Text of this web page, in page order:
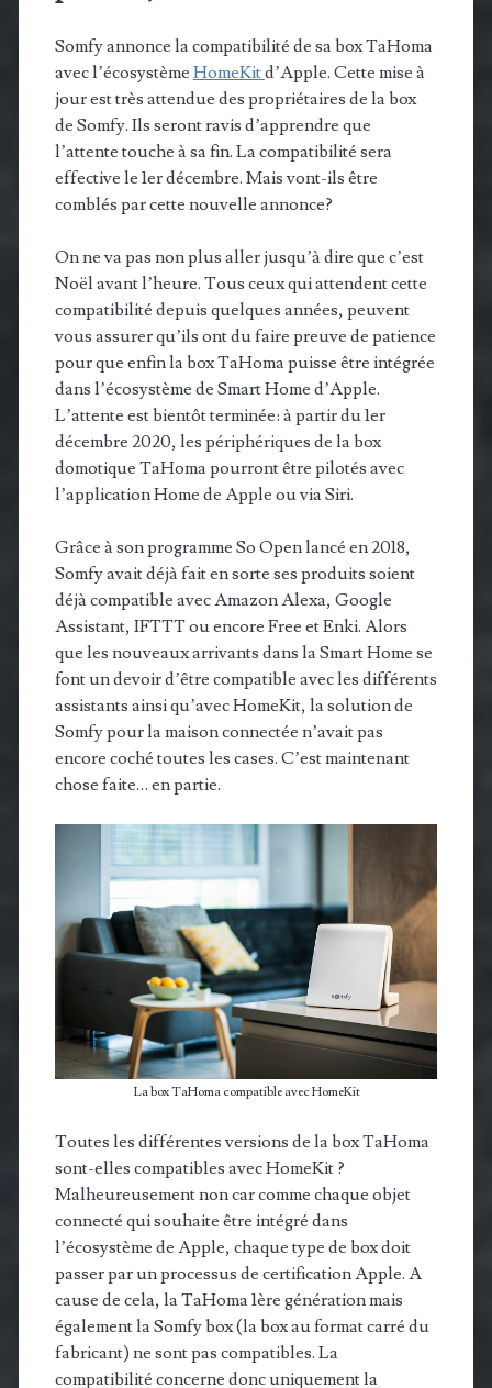
Somfy annonce la compatibilité de sa box TaHoma
avec l’écosystème HomeKitd’Apple. Cette mise à
jour est très attendue des propriétaires de la box
de Somfy. Ils seront ravis d’apprendre que
l’attente touche à sa fin. La compatibilité sera
effective le 1er décembre. Mais vont-ils être
comblés par cette nouvelle annonce?
On ne va pas non plus aller jusqu’à dire que c’est
Noël avant l’heure. Tous ceux qui attendent cette
compatibilité depuis quelques années, peuvent
vous assurer qu’ils ont du faire preuve de patience
pour que enfin la box TaHoma puisse être intégrée
dans l’écosystème de Smart Home d’Apple.
L’attente est bientôt terminée: à partir du 1er
décembre 2020, les périphériques de la box
domotique TaHoma pourront être pilotés avec
l’application Home de Apple ou via Siri.
Grâce à son programme So Open lancé en 2018,
Somfy avait déjà fait en sorte ses produits soient
déjà compatible avec Amazon Alexa, Google
Assistant, IFTTT ou encore Free et Enki. Alors
que les nouveaux arrivants dans la Smart Home se
font un devoir d’être compatible avec les différents
assistants ainsi qu’avec HomeKit, la solution de
Somfy pour la maison connectée n’avait pas
encore coché toutes les cases. C’est maintenant
chose faite… en partie.
La box TaHoma compatible avec HomeKit
Toutes les différentes versions de la box TaHoma
sont-elles compatibles avec HomeKit ?
Malheureusement non car comme chaque objet
connecté qui souhaite être intégré dans
l’écosystème de Apple, chaque type de box doit
passer par un processus de certification Apple. A
cause de cela, la TaHoma 1ère génération mais
également la Somfy box (la box au format carré du
fabricant) ne sont pas compatibles. La
compatibilité concerne donc uniquement la